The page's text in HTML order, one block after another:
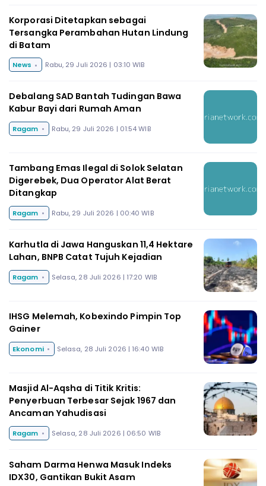
Korporasi Ditetapkan sebagai
Tersangka Perambahan Hutan Lindung
di Batam
News Rabu, 29 Juli 2026 | 03:10 WIB
Debalang SAD Bantah Tudingan Bawa
Kabur Bayi dari Rumah Aman
Ragam Rabu, 29 Juli 2026 | 01:54 WIB
Tambang Emas Ilegal di Solok Selatan
Digerebek, Dua Operator Alat Berat
Ditangkap
Ragam Rabu, 29 Juli 2026 | 00:40 WIB
Karhutla di Jawa Hanguskan 11,4 Hektare
Lahan, BNPB Catat Tujuh Kejadian
Ragam Selasa, 28 Juli 2026 | 17:20 WIB
IHSG Melemah, Kobexindo Pimpin Top
Gainer
Ekonomi Selasa, 28 Juli 2026 | 16:40 WIB
Masjid Al-Aqsha di Titik Kritis:
Penyerbuan Terbesar Sejak 1967 dan
Ancaman Yahudisasi
Ragam Selasa, 28 Juli 2026 | 06:50 WIB
Saham Darma Henwa Masuk Indeks
IDX30, Gantikan Bukit Asam